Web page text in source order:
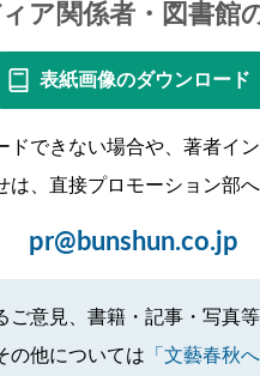
ア関係者・図書館
表紙画像のダウンロード
ドできない場合や、著者イ
、直接プロモーション部へ
pr@bunshun.co.jp
ご意見、書籍・記事・写真
の他については 「文藝春秋